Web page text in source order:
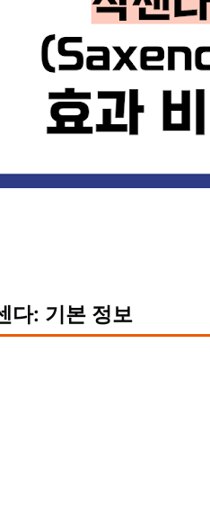
다: 기본 정보